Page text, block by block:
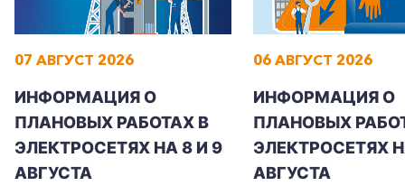
07 АВГУСТ 2026
ИНФОРМАЦИЯ О
ПЛАНОВЫХ РАБОТАХ В
ЭЛЕКТРОСЕТЯХ НА 8 И 9
АВГУСТА
06 АВГУСТ 2026
ИНФОРМАЦИЯ О
ПЛАНОВЫХ
ЭЛЕКТРОСЕТЯХ
АВГУСТА